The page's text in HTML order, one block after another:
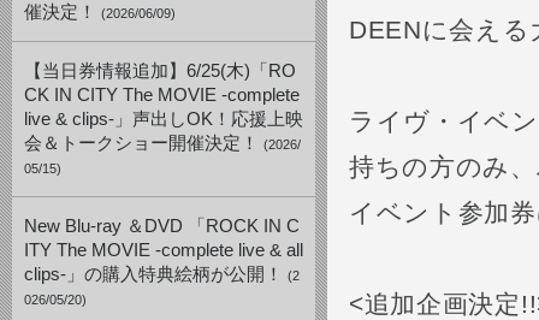
催決定！
(2026/06/09)
【当日券情報追加】6/25(木)「RO
CK IN CITY The MOVIE -complete
live & clips-」声出しOK！応援上映
会＆トークショー開催決定！
(2026/
05/15)
New Blu-ray ＆DVD 「ROCK IN C
ITY The MOVIE -complete live & all
clips-」の購入特典絵柄が公開！
(2
026/05/20)
DEENに会え
ライヴ・イベ
持ちの方のみ
イベント参加
<追加企画決定